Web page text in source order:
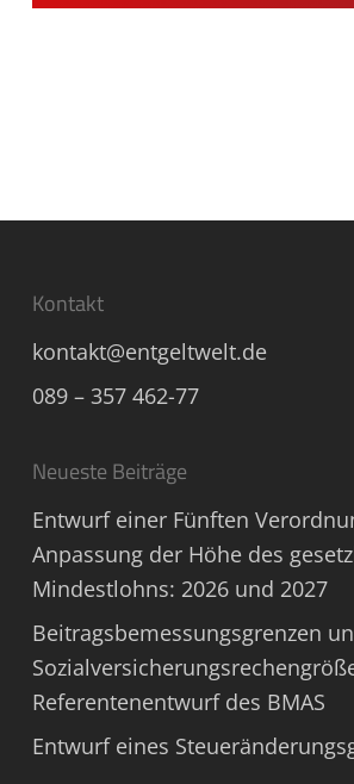
Kontakt
kontakt@entgeltwelt.de
089 – 357 462-77
Neueste Beiträge
Entwurf einer Fünften
Anpassung der Höhe des
Mindestlohns: 2026 und 2027
Beitragsbemessungsgrenzen
Referentenentwurf des BMAS
Entwurf eines